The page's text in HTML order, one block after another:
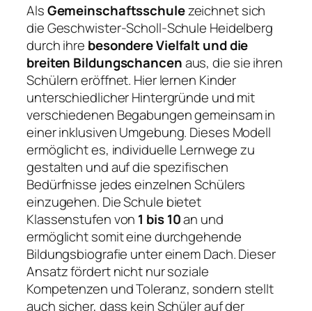
AlsGemeinschaftsschulezeichnet sich
die Geschwister-Scholl-Schule Heidelberg
durch ihre besondere Vielfalt und die
breiten Bildungschancenaus, die sie ihren
Schülern eröffnet. Hier lernen Kinder
unterschiedlicher Hintergründe und mit
verschiedenen Begabungen gemeinsam in
einer inklusiven Umgebung. Dieses Modell
ermöglicht es, individuelle Lernwege zu
gestalten und auf die spezifischen
Bedürfnisse jedes einzelnen Schülers
einzugehen. Die Schule bietet
Klassenstufen von 1 bis 10an und
ermöglicht somit eine durchgehende
Bildungsbiografie unter einem Dach. Dieser
Ansatz fördert nicht nur soziale
Kompetenzen und Toleranz, sondern stellt
auch sicher, dass kein Schüler auf der